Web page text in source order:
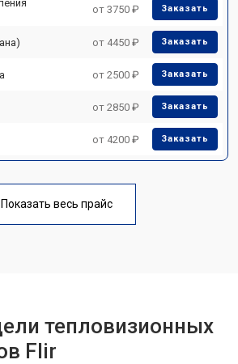
от 3750 ₽ Заказать
от 4450 ₽ Заказать
от 2500 ₽ Заказать
от 2850 ₽ Заказать
от 4200 ₽ Заказать
Показать весь прайс
тепловизионных
Flir